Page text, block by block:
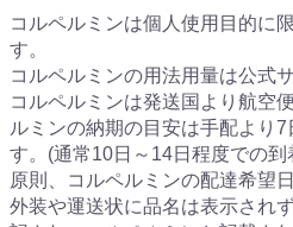
コルペルミンは個人使用目的に
す。
コルペルミンの用法用量は公式
コルペルミンは発送国より航空
ルミンの納期の目安は手配より
す。(通常10日～14日程度での
原則、コルペルミンの配達希望
外装や運送状に品名は表示され